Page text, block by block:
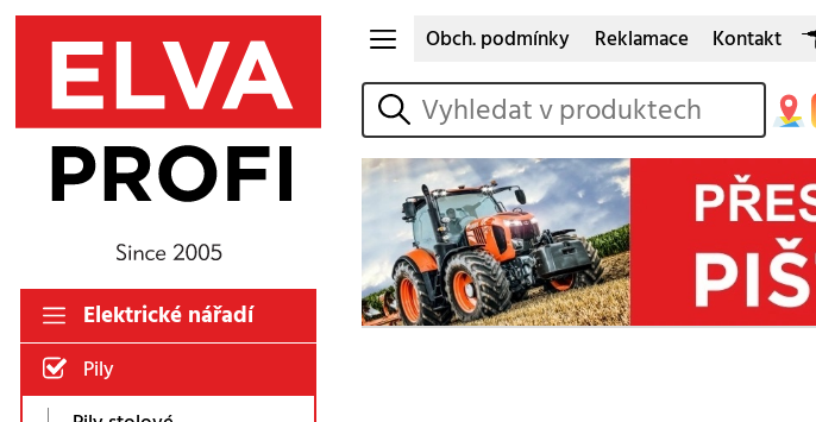
Elektrické nářadí
Pily
Obch. podmínky Reklamace Kontakt
vyhledat